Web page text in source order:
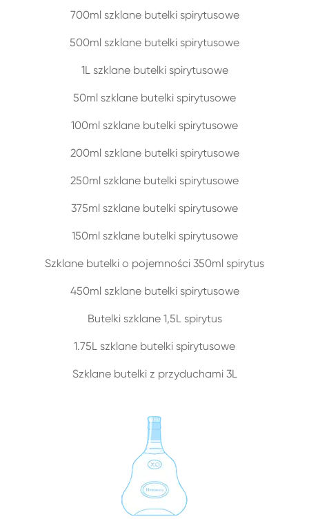
700ml szklane butelki spirytusowe
500ml szklane butelki spirytusowe
1L szklane butelki spirytusowe
50ml szklane butelki spirytusowe
100ml szklane butelki spirytusowe
200ml szklane butelki spirytusowe
250ml szklane butelki spirytusowe
375ml szklane butelki spirytusowe
150ml szklane butelki spirytusowe
Szklane butelki o pojemności 350ml spirytus
450ml szklane butelki spirytusowe
Butelki szklane 1,5L spirytus
1.75L szklane butelki spirytusowe
Szklane butelki z przyduchami 3L